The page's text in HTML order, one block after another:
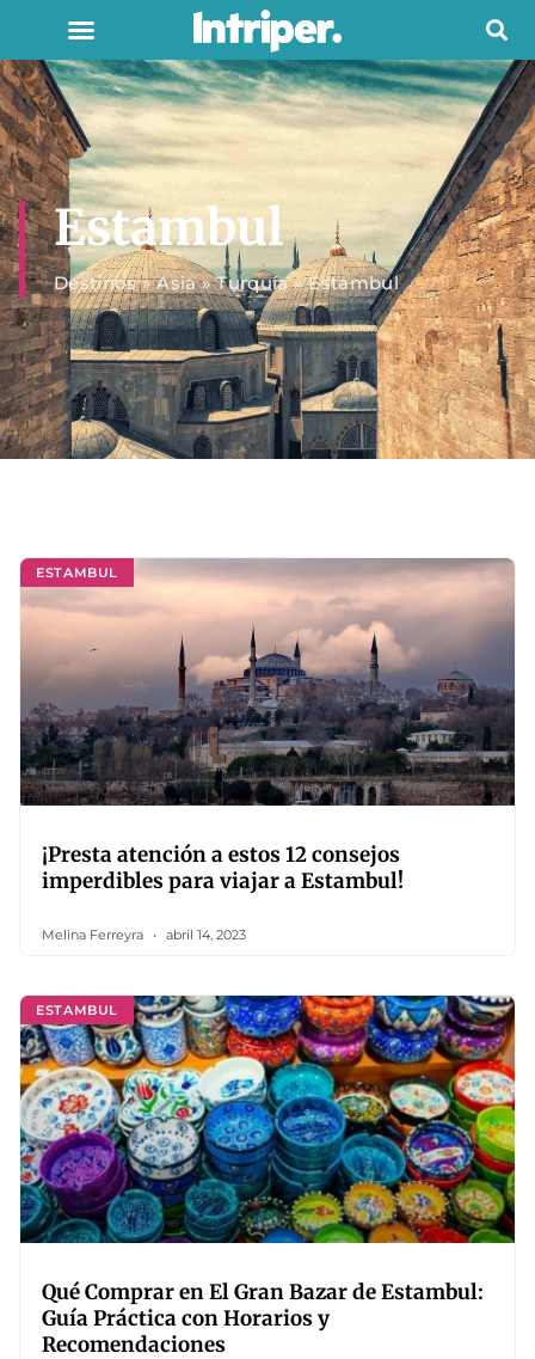
Estambul
Destinos»Asia»Turquía»Estambul
ESTAMBUL
¡Presta atención a estos 12 consejos
imperdibles para viajar a Estambul!
Melina Ferreyra abril 14, 2023
ESTAMBUL
Qué Comprar en El Gran Bazar de Estambul:
Guía Práctica con Horarios y
Recomendaciones